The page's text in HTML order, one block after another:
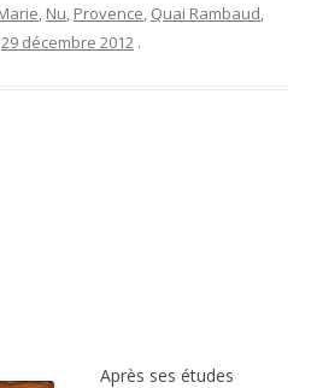
, Nu, Provence, Quai Rambaud,
29 décembre 2012 .
Après ses études